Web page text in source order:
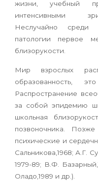
жизни, учебный
интенсивными
Неслучайно среди
патологии первое
близорукости.
Мир взрослых
образованность,
Распространение
за собой эпидемию
школьная
позвоночника.
психические и
Сальникова,1968; А.Г.
1979-89; В.Ф.
Оладо,1989 и др.).